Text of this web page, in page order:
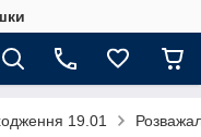
19.01